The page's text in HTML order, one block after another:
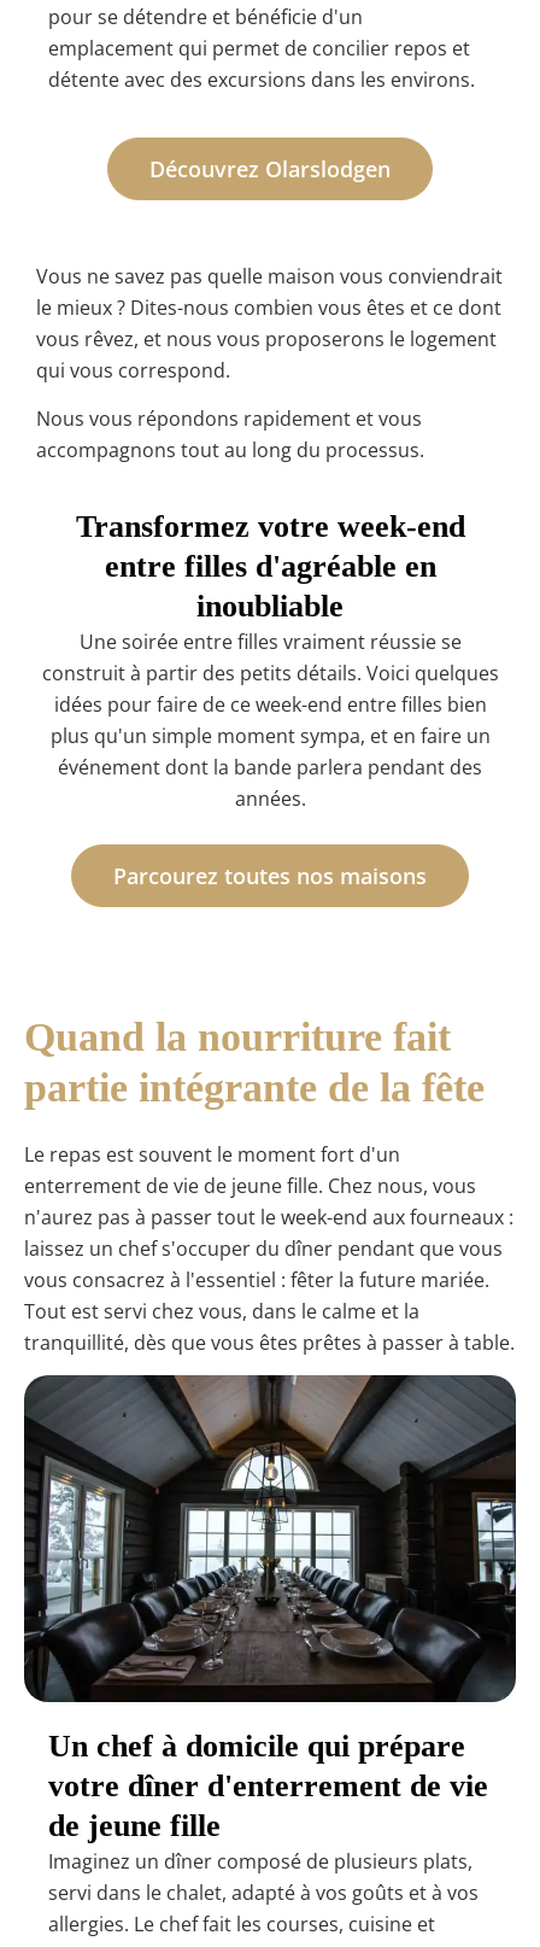
pour se détendre et bénéficie d'un
emplacement qui permet de concilier repos et
détente avec des excursions dans les environs.
Découvrez Olarslodgen
Vous ne savez pas quelle maison vous conviendrait
le mieux ? Dites-nous combien vous êtes et ce dont
vous rêvez, et nous vous proposerons le logement
qui vous correspond.
Nous vous répondons rapidement et vous
accompagnons tout au long du processus.
Transformez votre week-end
entre filles d'agréable en
inoubliable
Une soirée entre filles vraiment réussie se
construit à partir des petits détails. Voici quelques
idées pour faire de ce week-end entre filles bien
plus qu'un simple moment sympa, et en faire un
événement dont la bande parlera pendant des
années.
Parcourez toutes nos maisons
Quand la nourriture fait
partie intégrante de la fête
Le repas est souvent le moment fort d'un
enterrement de vie de jeune fille. Chez nous, vous
n'aurez pas à passer tout le week-end aux fourneaux :
laissez un chef s'occuper du dîner pendant que vous
vous consacrez à l'essentiel : fêter la future mariée.
Tout est servi chez vous, dans le calme et la
tranquillité, dès que vous êtes prêtes à passer à table.
Un chef à domicile qui prépare
votre dîner d'enterrement de vie
de jeune fille
Imaginez un dîner composé de plusieurs plats,
servi dans le chalet, adapté à vos goûts et à vos
allergies. Le chef fait les courses, cuisine et